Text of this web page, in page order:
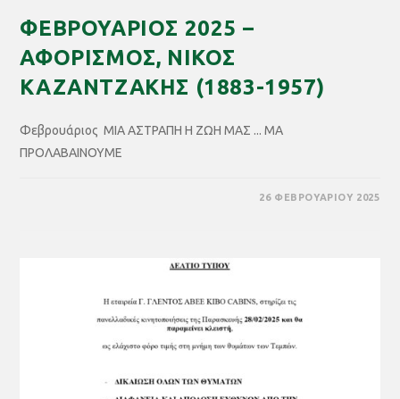
ΦΕΒΡΟΥΑΡΙΟΣ 2025 –
ΑΦΟΡΙΣΜΟΣ, ΝΙΚΟΣ
ΚΑΖΑΝΤΖΑΚΗΣ (1883-1957)
Φεβρουάριος ΜΙΑ ΑΣΤΡΑΠΗ Η ΖΩΗ ΜΑΣ ... ΜΑ
ΠΡΟΛΑΒΑΙΝΟΥΜΕ
26 ΦΕΒΡΟΥΑΡΊΟΥ 2025